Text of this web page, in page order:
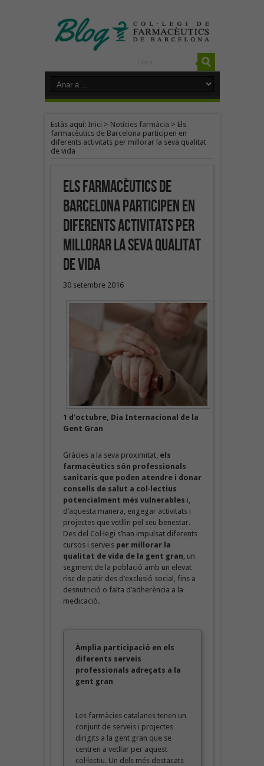
Estàs aquí: Inici > Notícies farmàcia > Els
farmacèutics de Barcelona participen en
diferents activitats per millorar la seva qualitat
de vida
Els farmacèutics de
Barcelona participen en
diferents activitats per
millorar la seva qualitat
de vida
30 setembre 2016
1 d’octubre, Dia Internacional de la
Gent Gran
Gràcies a la seva proximitat, els
farmacèutics són professionals
sanitaris que poden atendre i donar
consells de salut a col·lectius
potencialment més vulnerables i,
d’aquesta manera, engegar activitats i
projectes que vetllin pel seu benestar.
Des del Col·legi s’han impulsat diferents
cursos i serveis per millorar la
qualitat de vida de la gent gran , un
segment de la població amb un elevat
risc de patir des d’exclusió social, fins a
desnutrició o falta d’adherència a la
medicació.
Àmplia participació en els
diferents serveis
professionals adreçats a la
gent gran
Les farmàcies catalanes tenen un
conjunt de serveis i projectes
dirigits a la gent gran que se
centren a vetllar per aquest
col·lectiu. Un dels més destacats